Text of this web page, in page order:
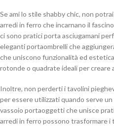
Se ami lo stile shabby chic, non
arredi in ferro che incarnano il
ci sono pratici porta asciugamani
eleganti portaombrelli che
che uniscono funzionalità ed
rotonde o quadrate ideali per creare
Inoltre, non perderti i tavolini
per essere utilizzati quando serve
vassoio portaoggetti che unisce
arredi in ferro possono trasformare i